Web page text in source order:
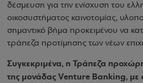
δέσμευση για την ενίσχυση του
οικοσυστήματος καινοτομίας,
σημαντικό βήμα προκειμένου να
τράπεζα προτίμησης των νέων
Συγκεκριμένα, η Τράπεζα
της μονάδας Venture Banking, με